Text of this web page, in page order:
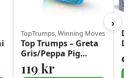
TopTrumps, Winning Moves
Top Trumps – Greta
Gris/Peppa Pig
Junior (EN)
119 kr
›